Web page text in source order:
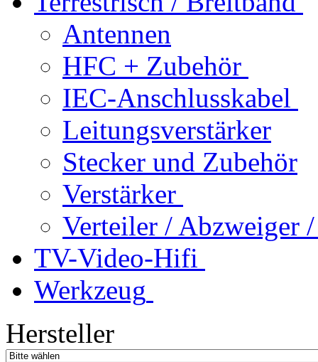
Antennen
HFC + Zubehör
IEC-Anschlusskabel
Leitungsverstärker
Stecker und Zubehör
Verstärker
Verteiler / Abzweiger
TV-Video-Hifi
Werkzeug
Hersteller